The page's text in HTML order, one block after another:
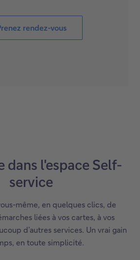
rendez-vous
dans l'espace Self-
service
même, en quelques clics, de
liées à vos cartes, à vos
d’autres services. Un vrai gain
en toute simplicité.